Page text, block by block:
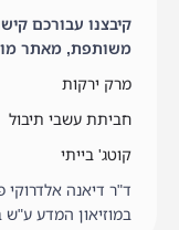
קיבצנו עבורכם
משותפת, מאתר
מרק ירקות
חביתת עשבי תיבול
קוטג' בייתי
ד"ר דיאנה אלדרוקי
במוזיאון המדע ע"ש